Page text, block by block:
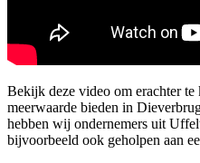
Bekijk deze video om erachter
meerwaarde bieden in
hebben wij ondernemers uit
bijvoorbeeld ook geholpen aan